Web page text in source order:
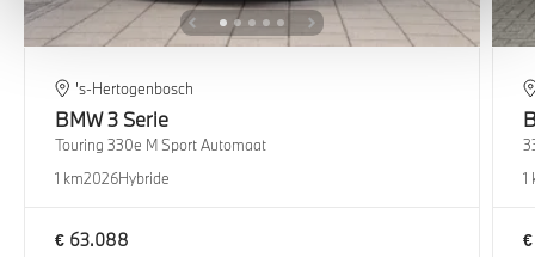
's-Hertogenbosch
BMW3 Serie
Touring 330e M Sport Automaat
1 km2026Hybride
€ 63.088
1